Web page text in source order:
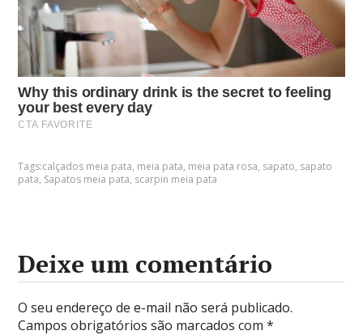
Tags:calçados meia pata, meia pata, meia pata rosa, sapato, sapato
pata, Sapatos meia pata, scarpin meia pata
Deixe um comentário
O seu endereço de e-mail não será publicado.
Campos obrigatórios são marcados com*